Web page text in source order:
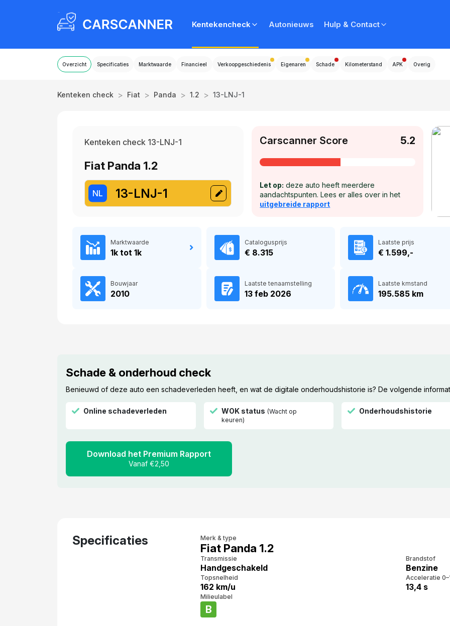
Kentekencheck Autonieuws Hulp & Contact
Overzicht Specificaties Marktwaarde Financieel Verkoopgeschiedenis Eigenaren Schade Kilometerstand APK Overig
Kenteken check > Fiat > Panda > 1.2 > 13-LNJ-1
Kenteken check 13-LNJ-1
Fiat Panda 1.2
NL 13-LNJ-1
Carscanner Score 5.2
Let op: deze auto heeft meerdere
aandachtspunten. Lees er alles over in het
uitgebreide rapport
Marktwaarde
1k tot 1k
Catalogusprijs
€ 8.315
Laatste prijs
€ 1.599,-
Bouwjaar
2010
Laatste tenaamstelling
13 feb 2026
Laatste kmstand
195.585 km
Schade & onderhoud check
Benieuwd of deze auto een schadeverleden heeft, en wat de digitale onderhoudshistorie is? De volgende
Online schadeverleden WOK status (Wacht op
keuren)
Onderhoudshistorie
Download het Premium Rapport
Vanaf €2,50
Specificaties Merk & type
Fiat Panda 1.2
Transmissie
Handgeschakeld
Brandstof
Benzine
Topsnelheid
162 km/u
Acceleratie
13,4 s
Milieulabel
B